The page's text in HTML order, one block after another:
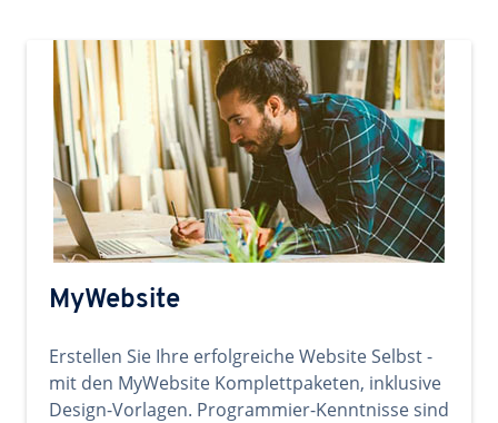
MyWebsite
Erstellen Sie Ihre erfolgreiche Website Selbst -
mit den MyWebsite Komplettpaketen, inklusive
Design-Vorlagen. Programmier-Kenntnisse sind